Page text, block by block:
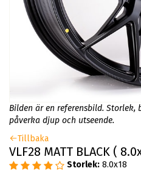
Bilden är en referensbild. Storlek,
påverka djup och utseende.
Tillbaka
VLF28 MATT BLACK (
Storlek: 8.0x18